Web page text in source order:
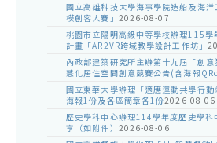
國立高雄科技大學海事學院造船及海
模創客大賽」 2026-08-07
桃園市立陽明高級中等學校辦理115學
計畫「AR2VR跨域教學設計工作坊」
內政部建築研究所主辦第十九屆「創
慧化居住空間創意競賽公告(含海報
國立東華大學辦理「適應運動共學行
海報1份及各區簡章各1份2026-08-06
歷史學科中心辦理114學年度歷史學科
享（如附件） 2026-08-06